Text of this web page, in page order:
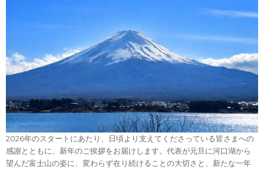
2026年のスタートにあたり、日頃より支えてくださっている皆さまへの
感謝とともに、新年のご挨拶をお届けします。代表が元旦に河口湖から
望んだ富士山の姿に、変わらず在り続けることの大切さと、新たな一年